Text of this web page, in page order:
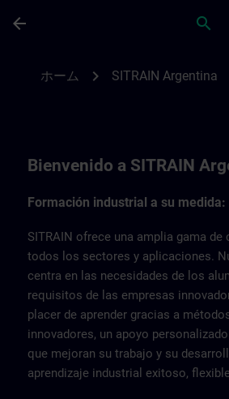
arrow_back search
ホーム chevron_right SITRAIN Argentina
Bienvenido a SITRAIN
Formación industrial a su medida:
SITRAIN ofrece una amplia gama
todos los sectores y aplicaciones.
centra en las necesidades de los
requisitos de las empresas
placer de aprender gracias a
innovadores, un apoyo
que mejoran su trabajo y su
aprendizaje industrial exitoso,